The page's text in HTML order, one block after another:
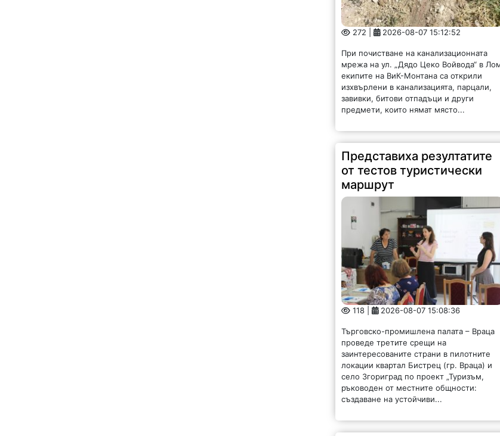
272 | 2026-08-07 15:12:52
При почистване на канализационната
мрежа на ул. „Дядо Цеко Войвода“ в
екипите на ВиК-Монтана са открили
изхвърлени в канализацията, парцали,
завивки, битови отпадъци и други
предмети, които нямат място...
Представиха резултатите
от тестов туристически
маршрут
118 | 2026-08-07 15:08:36
Търговско-промишлена палата – Враца
проведе третите срещи на
заинтересованите страни в пилотните
локации квартал Бистрец (гр. Враца) и
село Згориград по проект „Туризъм,
ръководен от местните общности:
създаване на устойчиви...